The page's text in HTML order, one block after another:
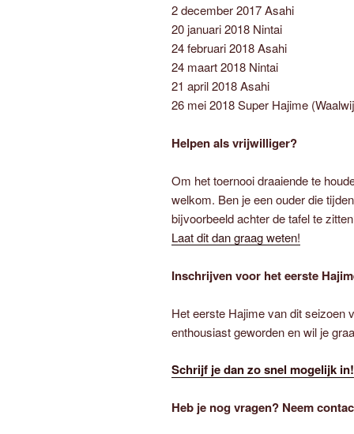
2 december 2017 Asahi
20 januari 2018 Nintai
24 februari 2018 Asahi
24 maart 2018 Nintai
21 april 2018 Asahi
26 mei 2018 Super Hajime
Helpen als vrijwilliger?
Om het toernooi draaiende te
welkom. Ben je een ouder die
bijvoorbeeld achter de tafel te
Laat dit dan graag weten!
Inschrijven voor het eerste
Het eerste Hajime van dit seizoen
enthousiast geworden en wil je
Schrijf je dan zo snel mogelijk in!
Heb je nog vragen? Neem